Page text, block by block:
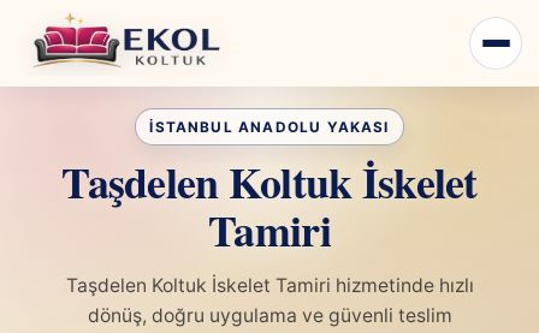
Taşdelen Koltuk İskelet
Tamiri
Taşdelen Koltuk İskelet Tamiri hizmetinde hızlı
dönüş, doğru uygulama ve güvenli teslim